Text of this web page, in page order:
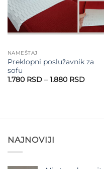
NAMEŠTAJ
Preklopni poslužavnik za
sofu
1.780 RSD – 1.880 RSD
NAJNOVIJI